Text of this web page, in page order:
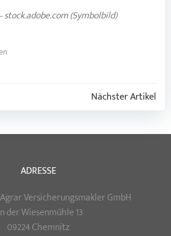
(Symbolbild)
Post
navigation
Nächster Artikel
ADRESSE
Versicherungsmakler GmbH
der Wiesenmühle 13
09224 Chemnitz